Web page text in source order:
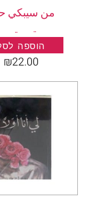
من سيبكي
تموت .
הוספה
₪22.00